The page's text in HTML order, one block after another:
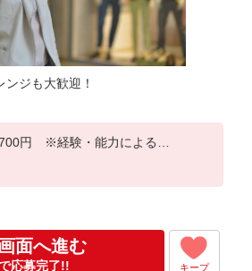
ジも大歓迎！
円 ※経験・能力による
日＝272,250円
面へ進む
応募完了!! キープ